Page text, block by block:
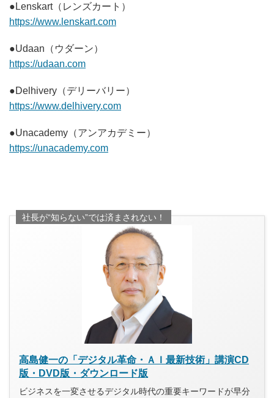
●Lenskart（レンズカート）
https://www.lenskart.com
●Udaan（ウダーン）
https://udaan.com
●Delhivery（デリーバリー）
https://www.delhivery.com
●Unacademy（アンアカデミー）
https://unacademy.com
社長が“知らない”では済まされない！
高島健一の「デジタル革命・ＡＩ最新技術」講演CD
版・DVD版・ダウンロード版
ビジネスを一変させるデジタル時代の重要キーワードが早分